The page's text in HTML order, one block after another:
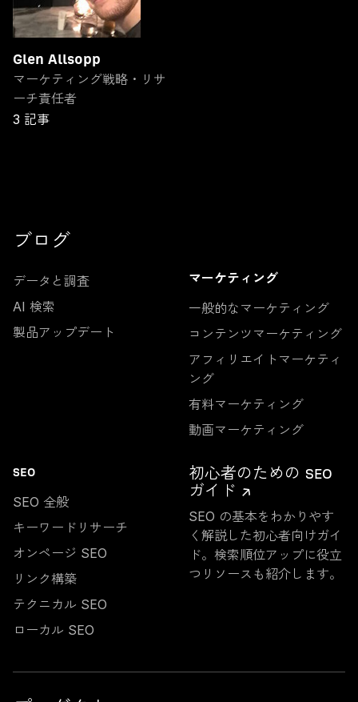
Glen Allsopp
マーケティング戦略・リサ
ーチ責任者
3 記事
ブログ
データと調査
AI 検索
製品アップデート
マーケティング
一般的なマーケティング
コンテンツマーケティング
アフィリエイトマーケティ
ング
有料マーケティング
動画マーケティング
SEO
SEO 全般
キーワードリサーチ
オンページ SEO
リンク構築
テクニカル SEO
ローカル SEO
初心者のための SEO
ガイド ↗
SEO の基本をわかりやす
く解説した初心者向けガイ
ド。検索順位アップに役立
つリソースも紹介します。